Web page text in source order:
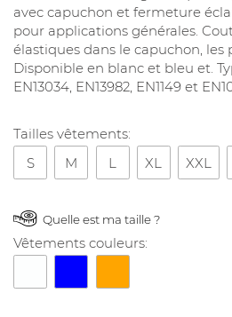
avec capuchon et fermeture
pour applications générales.
élastiques dans le capuchon, les
Disponible en blanc et bleu et.
EN13034, EN13982, EN1149 et
Tailles vêtements:
S
M L XL XXL
Quelle est ma taille ?
Vêtements couleurs: